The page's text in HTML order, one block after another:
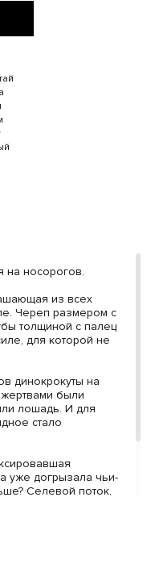
на носорогов.
из всех
Череп размером с
толщиной с палец
для которой не
динокрокуты на
были
лошадь. И для
стало
уже догрызала чьи-
Селевой поток,